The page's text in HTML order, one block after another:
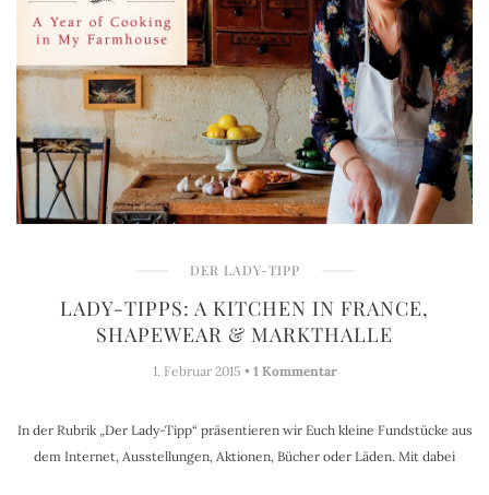
DER LADY-TIPP
LADY-TIPPS: A KITCHEN IN FRANCE,
SHAPEWEAR & MARKTHALLE
1. Februar 2015 • 1 Kommentar
In der Rubrik „Der Lady-Tipp“ präsentieren wir Euch kleine Fundstücke aus
dem Internet, Ausstellungen, Aktionen, Bücher oder Läden. Mit dabei